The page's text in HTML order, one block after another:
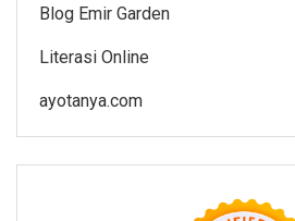
Blog Emir Garden
Literasi Online
ayotanya.com